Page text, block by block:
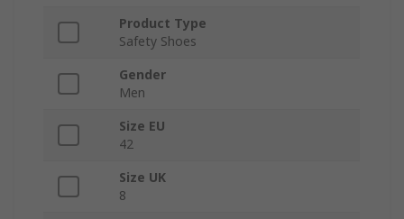
Product Type
Safety Shoes
Gender
Men
Size EU
42
Size UK
8